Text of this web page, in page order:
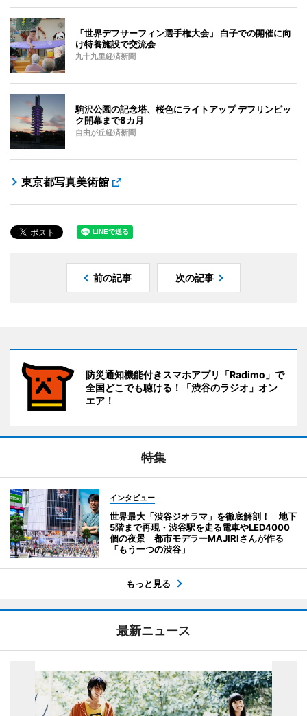
「世界デフサーフィン選手権大会」 白子での開催に向
け特養施設で交流会
九十九里経済新聞
駒沢公園の記念塔、桜色にライトアップ デフリンピッ
ク開幕まで8カ月
自由が丘経済新聞
東京都写真美術館
前の記事 次の記事
防災通知機能付きスマホアプリ「Radimo」で
全国どこでも聴ける！「渋谷のラジオ」オン
エア！
特集
インタビュー
世界最大「渋谷ジオラマ」を徹底解剖！ 地下
5階まで再現・渋谷駅を走る電車やLED4000
個の夜景 都市モデラーMAJIRIさんが作る
「もう一つの渋谷」
もっと見る
最新ニュース